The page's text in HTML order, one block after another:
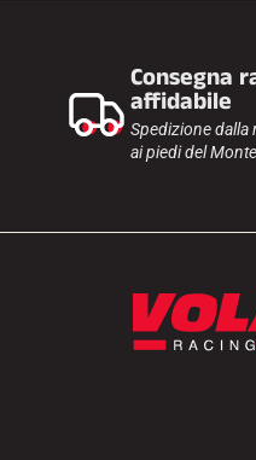
Consegna
affidabile
Spedizione dalla
ai piedi del